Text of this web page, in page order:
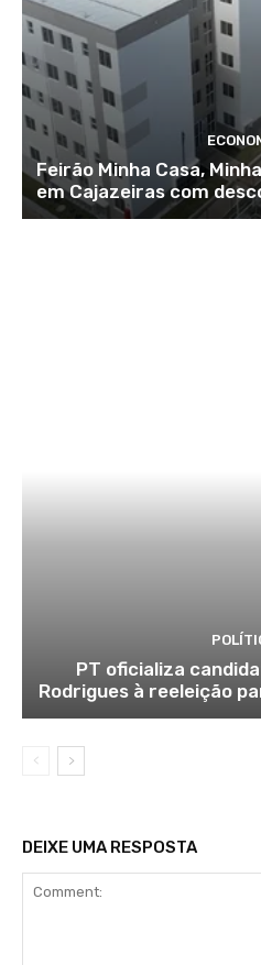
Feirão Minha Casa,
em Cajazeiras com
PT oficializa
Rodrigues à reeleição
DEIXE UMA RESPOSTA